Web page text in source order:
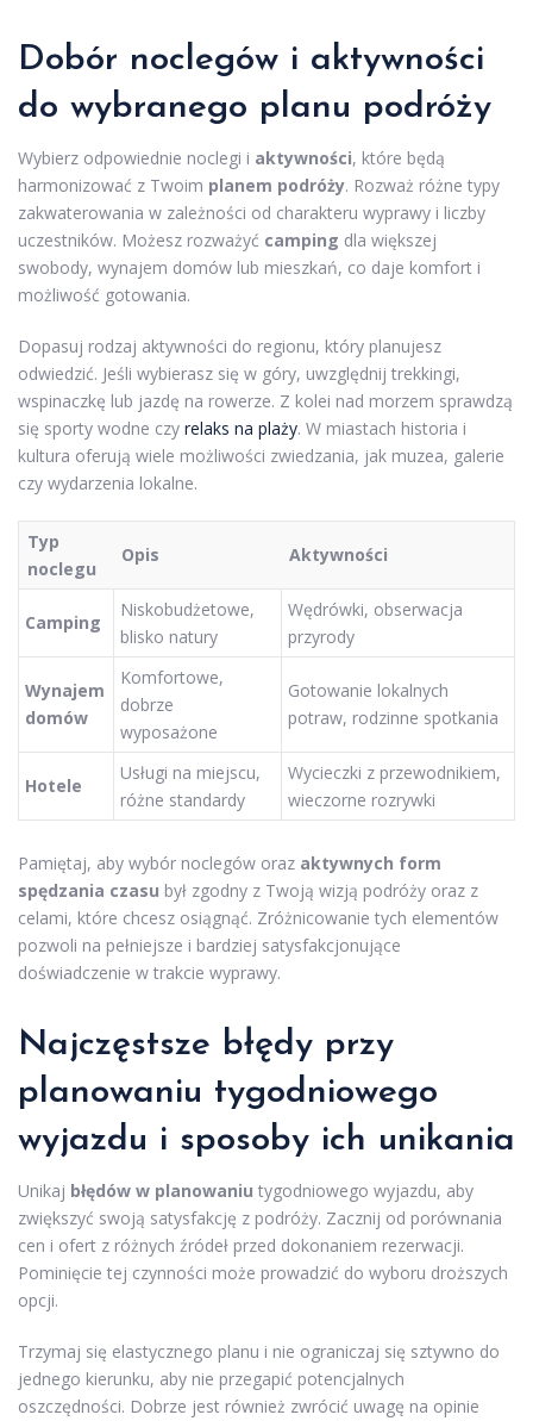
Dobór noclegów i aktywności
do wybranego planu podróży
Wybierz odpowiednie noclegi i aktywności, które będą
harmonizować z Twoim planem podróży. Rozważ różne typy
zakwaterowania w zależności od charakteru wyprawy i liczby
uczestników. Możesz rozważyć camping dla większej
swobody, wynajem domów lub mieszkań, co daje komfort i
możliwość gotowania.
Dopasuj rodzaj aktywności do regionu, który planujesz
odwiedzić. Jeśli wybierasz się w góry, uwzględnij trekkingi,
wspinaczkę lub jazdę na rowerze. Z kolei nad morzem sprawdzą
się sporty wodne czy relaks na plaży. W miastach historia i
kultura oferują wiele możliwości zwiedzania, jak muzea, galerie
czy wydarzenia lokalne.
Typ
noclegu
Opis Aktywności
Camping
Niskobudżetowe,
blisko natury
Wędrówki, obserwacja
przyrody
Wynajem
domów
Komfortowe,
dobrze
wyposażone
Gotowanie lokalnych
potraw, rodzinne spotkania
Hotele
Usługi na miejscu,
różne standardy
Wycieczki z przewodnikiem,
wieczorne rozrywki
Pamiętaj, aby wybór noclegów oraz aktywnych form
spędzania czasu był zgodny z Twoją wizją podróży oraz z
celami, które chcesz osiągnąć. Zróżnicowanie tych elementów
pozwoli na pełniejsze i bardziej satysfakcjonujące
doświadczenie w trakcie wyprawy.
Najczęstsze błędy przy
planowaniu tygodniowego
wyjazdu i sposoby ich unikania
Unikaj błędów w planowaniu tygodniowego wyjazdu, aby
zwiększyć swoją satysfakcję z podróży. Zacznij od porównania
cen i ofert z różnych źródeł przed dokonaniem rezerwacji.
Pominięcie tej czynności może prowadzić do wyboru droższych
opcji.
Trzymaj się elastycznego planu i nie ograniczaj się sztywno do
jednego kierunku, aby nie przegapić potencjalnych
oszczędności. Dobrze jest również zwrócić uwagę na opinie